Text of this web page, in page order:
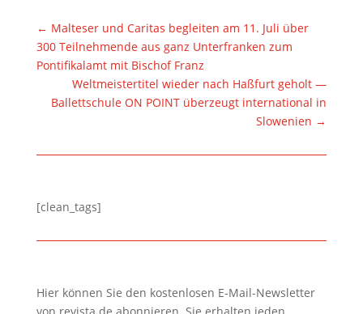
← Malteser und Caritas begleiten am 11. Juli über
300 Teilnehmende aus ganz Unterfranken zum
Pontifikalamt mit Bischof Franz
Weltmeistertitel wieder nach Haßfurt geholt —
Ballettschule ON POINT überzeugt international in
Slowenien →
[clean_tags]
Hier können Sie den kostenlosen E-Mail-Newsletter